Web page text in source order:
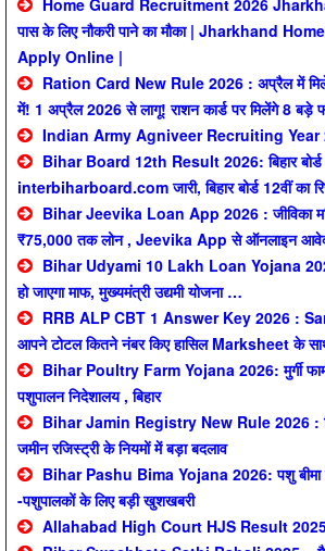
Home Guard Recruitment 2026
पास के लिए नौकरी पाने का मौका | Jharkhand
Apply Online |
Ration Card New Rule 2026 : अप्रैल में
में! 1 अप्रैल 2026 से लागू! राशन कार्ड पर मिलेंगे 8 बड़े
Indian Army Agniveer Recruiting Year
Bihar Board 12th Result 2026: बिहार बोर्ड
interbiharboard.com जारी, बिहार बोर्ड 12वीं का
Bihar Jeevika Loan App 2026 : जीविका
₹75,000 तक लोन , Jeevika App से ऑनलाइन
Bihar Udyami 10 Lakh Loan Yojana
हो जाएगा माफ, मुख्यमंत्री उद्यमी योजना …
RRB ALP CBT 1 Answer Key 2026 :
आपने टोटल कितने नंबर किए हासिल Marksheet के
Bihar Poultry Farm Yojana 2026: मुर्गी
पशुपालन निदेशालय , बिहार
Bihar Jamin Registry New Rule 2026 :
जमीन रजिस्ट्री के नियमों में बड़ा बदलाव
Bihar Pashu Bima Yojana 2026: पशु बीमा
-पशुपालकों के लिए बड़ी खुशखबरी
Allahabad High Court HJS Result